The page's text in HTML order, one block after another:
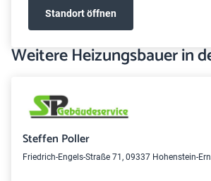
Standort öffnen
Weitere Heizungsbauer in
Steffen Poller
Friedrich-Engels-Straße 71, 09337 Hohenstein-